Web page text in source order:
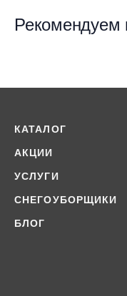
Рекомендуем
КАТАЛОГ
АКЦИИ
УСЛУГИ
СНЕГОУБОРЩИКИ
БЛОГ